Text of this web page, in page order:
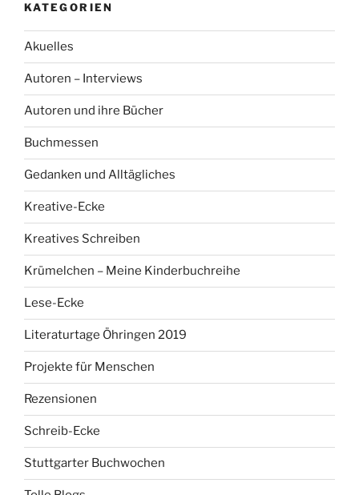
KATEGORIEN
Akuelles
Autoren – Interviews
Autoren und ihre Bücher
Buchmessen
Gedanken und Alltägliches
Kreative-Ecke
Kreatives Schreiben
Krümelchen – Meine Kinderbuchreihe
Lese-Ecke
Literaturtage Öhringen 2019
Projekte für Menschen
Rezensionen
Schreib-Ecke
Stuttgarter Buchwochen